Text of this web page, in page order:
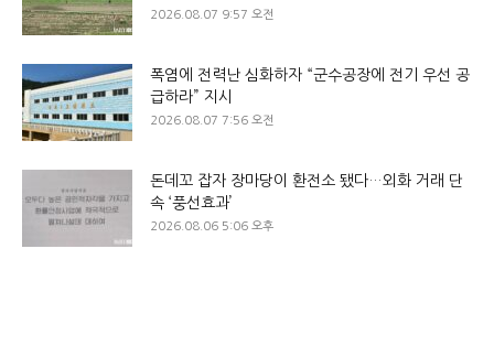
2026.08.07 9:57 오전
폭염에 전력난 심화하자 “군수공장에 전기 우선 공
급하라” 지시
2026.08.07 7:56 오전
돈데꼬 잡자 장마당이 환전소 됐다…외화 거래 단
속 ‘풍선효과’
2026.08.06 5:06 오후